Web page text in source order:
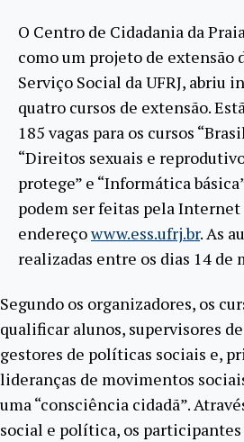
O Centro de Cidadania da
como um projeto de extensão
Serviço Social da UFRJ, abriu
quatro cursos de extensão.
185 vagas para os cursos
“Direitos sexuais e
protege” e “Informática
podem ser feitas pela Internet
endereçowww.ess.ufrj.br. As
realizadas entre os dias 14 de
Segundo os organizadores, os
qualificar alunos, supervisores
gestores de políticas sociais e,
lideranças de movimentos
uma “consciência cidadã”.
social e política, os